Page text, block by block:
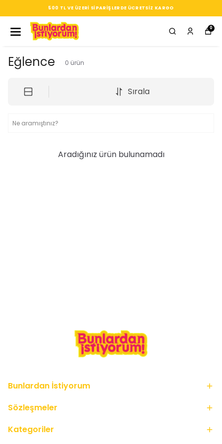
500 TL VE ÜZERI SIPARIŞLERDE ÜCRETSIZ KARGO
0
Eğlence 0 ürün
Sırala
Aradığınız ürün bulunamadı
Bunlardan İstiyorum
Sözleşmeler
Kategoriler